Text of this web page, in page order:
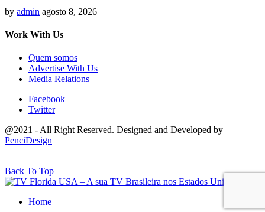
by admin agosto 8, 2026
Work With Us
Quem somos
Advertise With Us
Media Relations
Facebook
Twitter
@2021 - All Right Reserved. Designed and Developed by
PenciDesign
Back To Top
Home